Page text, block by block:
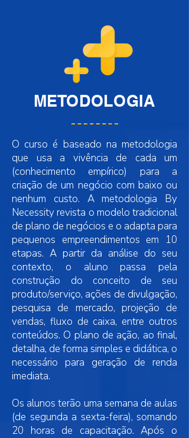
METODOLOGIA
O curso é baseado na metodologia
que usa a vivência de cada um
(conhecimento empírico) para a
criação de um negócio com baixo ou
nenhum custo. A metodologia By
Necessity revista o modelo tradicional
de plano de negócios e o adapta para
pequenos empreendimentos em 10
etapas. A partir da análise do seu
contexto, o aluno passa pela
construção do conceito de seu
produto/serviço, ações de divulgação,
pesquisa de mercado, projeção de
vendas, fluxo de caixa, entre outros
conteúdos. O plano de ação, ao final,
detalha, de forma simples e didática, o
necessário para geração de renda
imediata.
Os alunos terão uma semana de aulas
(de segunda a sexta-feira), somando
20 horas de capacitação. Após o